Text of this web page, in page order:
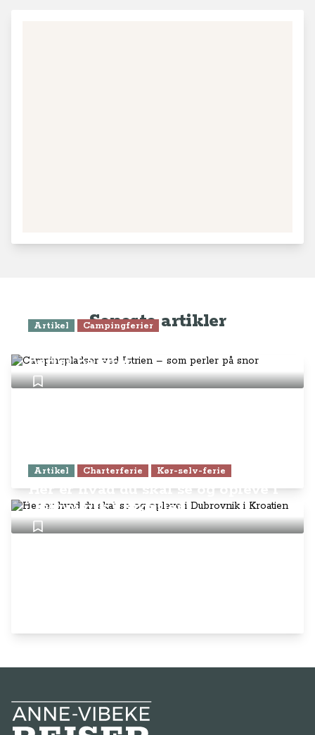
Seneste artikler
Artikel Campingferier
perler på snor
Artikel Charterferie Kør-selv-ferie
Her er hvad du skal se og opleve i
Dubrovnik i Kroatien